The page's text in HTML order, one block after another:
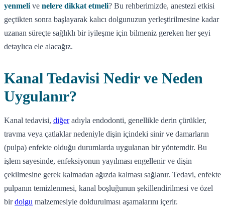
yenmeli ve nelere dikkat etmeli? Bu rehberimizde, anestezi etkisi
geçtikten sonra başlayarak kalıcı dolgunuzun yerleştirilmesine kadar
uzanan süreçte sağlıklı bir iyileşme için bilmeniz gereken her şeyi
detaylıca ele alacağız.
Kanal Tedavisi Nedir ve Neden
Uygulanır?
Kanal tedavisi, diğeradıyla endodonti, genellikle derin çürükler,
travma veya çatlaklar nedeniyle dişin içindeki sinir ve damarların
(pulpa) enfekte olduğu durumlarda uygulanan bir yöntemdir. Bu
işlem sayesinde, enfeksiyonun yayılması engellenir ve dişin
çekilmesine gerek kalmadan ağızda kalması sağlanır. Tedavi, enfekte
pulpanın temizlenmesi, kanal boşluğunun şekillendirilmesi ve özel
birdolgu malzemesiyle doldurulması aşamalarını içerir.